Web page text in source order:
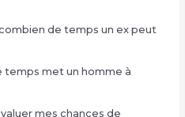
de temps un ex peut
temps met un homme à
mes chances de